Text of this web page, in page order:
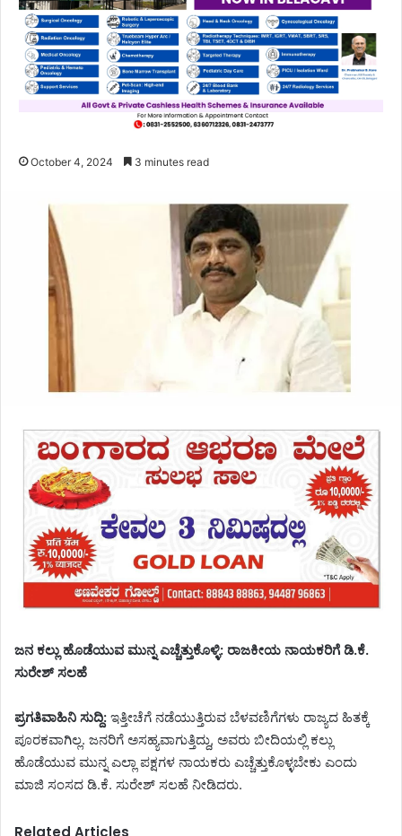
October 4, 2024 3 minutes read
ಜನ ಕಲ್ಲು ಹೊಡೆಯುವ ಮುನ್ನ ಎಚ್ಚೆತ್ತುಕೊಳ್ಳಿ: ರಾಜಕೀಯ ನಾಯಕರಿಗೆ ಡಿ.ಕೆ.
ಸುರೇಶ್ ಸಲಹೆ
ಪ್ರಗತಿವಾಹಿನಿ ಸುದ್ದಿ: ಇತ್ತೀಚೆಗೆ ನಡೆಯುತ್ತಿರುವ ಬೆಳವಣಿಗೆಗಳು ರಾಜ್ಯದ ಹಿತಕ್ಕೆ
ಪೂರಕವಾಗಿಲ್ಲ. ಜನರಿಗೆ ಅಸಹ್ಯವಾಗುತ್ತಿದ್ದು, ಅವರು ಬೀದಿಯಲ್ಲಿ ಕಲ್ಲು
ಹೊಡೆಯುವ ಮುನ್ನ ಎಲ್ಲಾ ಪಕ್ಷಗಳ ನಾಯಕರು ಎಚ್ಚೆತ್ತುಕೊಳ್ಳಬೇಕು ಎಂದು
ಮಾಜಿ ಸಂಸದ ಡಿ.ಕೆ. ಸುರೇಶ್ ಸಲಹೆ ನೀಡಿದರು.